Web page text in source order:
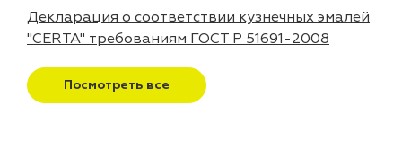
Декларация о соответствии кузнечных эмалей
"CERTA" требованиям ГОСТ Р 51691-2008
Посмотреть все